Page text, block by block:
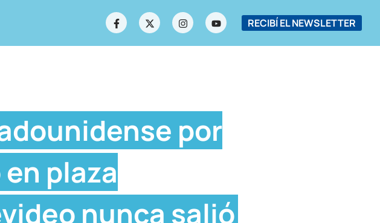
RECIBÍ EL NEWSLETTER
por
plaza
nunca salió